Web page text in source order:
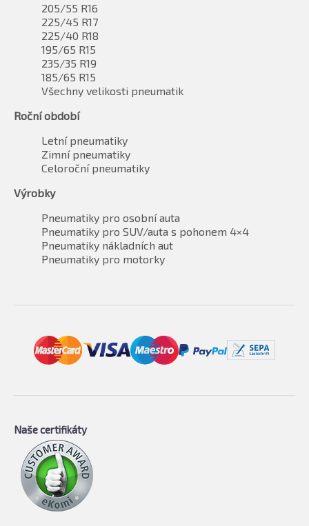
205/55 R16
225/45 R17
225/40 R18
195/65 R15
235/35 R19
185/65 R15
Všechny velikosti pneumatik
Roční období
Letní pneumatiky
Zimní pneumatiky
Celoroční pneumatiky
Výrobky
Pneumatiky pro osobní auta
Pneumatiky pro SUV/auta s pohonem 4×4
Pneumatiky nákladních aut
Pneumatiky pro motorky
Naše certifikáty